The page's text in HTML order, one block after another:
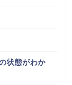
状態がわか